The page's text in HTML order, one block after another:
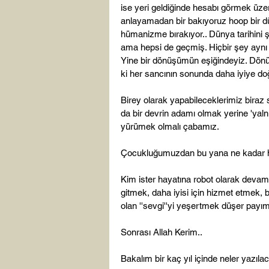
ise yeri geldiğinde hesabı görmek
anlayamadan bir bakıyoruz hoop bir
hümanizme bırakıyor.. Dünya
ama hepsi de geçmiş. Hiçbir şey
Yine bir dönüşümün eşiğindeyiz.
ki her sancının sonunda daha iyiye
Birey olarak yapabileceklerimiz biraz
da bir devrin adamı olmak yerine
yürümek olmalı çabamız.
Çocukluğumuzdan bu yana ne
Kim ister hayatına robot olarak
gitmek, daha iyisi için hizmet etmek,
olan ''sevgi''yi yeşertmek düşer
Sonrası Allah Kerim..
Bakalım bir kaç yıl içinde neler